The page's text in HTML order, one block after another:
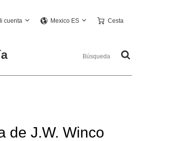
cuenta Mexico ES Cesta
de J.W. Winco